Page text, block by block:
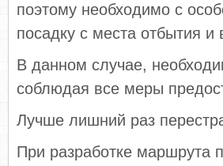
поэтому необходимо с
посадку с места отбытия
В данном случае,
соблюдая все меры
Лучше лишний раз
При разработке маршрута